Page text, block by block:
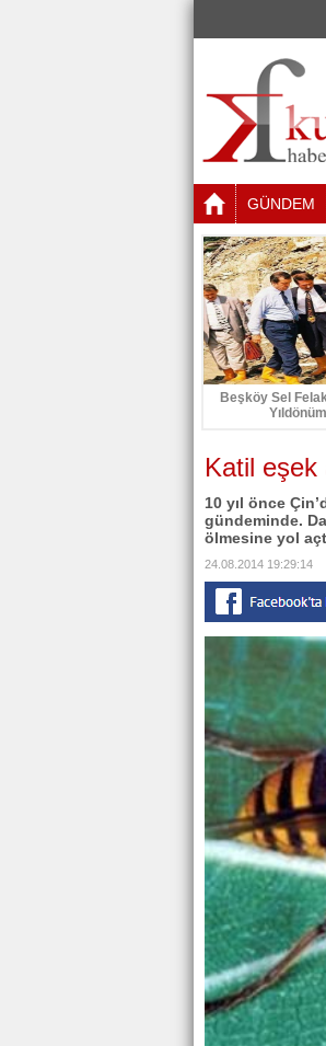
GÜNDEM
Beşköy Sel
Katil eşek
10 yıl önce
gündeminde.
ölmesine yol
24.08.2014 19:29:14